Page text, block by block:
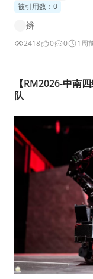
被引用数：0
辫
2418 0 0 1周
【RM2026-中南
队